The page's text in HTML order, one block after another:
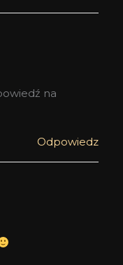
na
Odpowiedz